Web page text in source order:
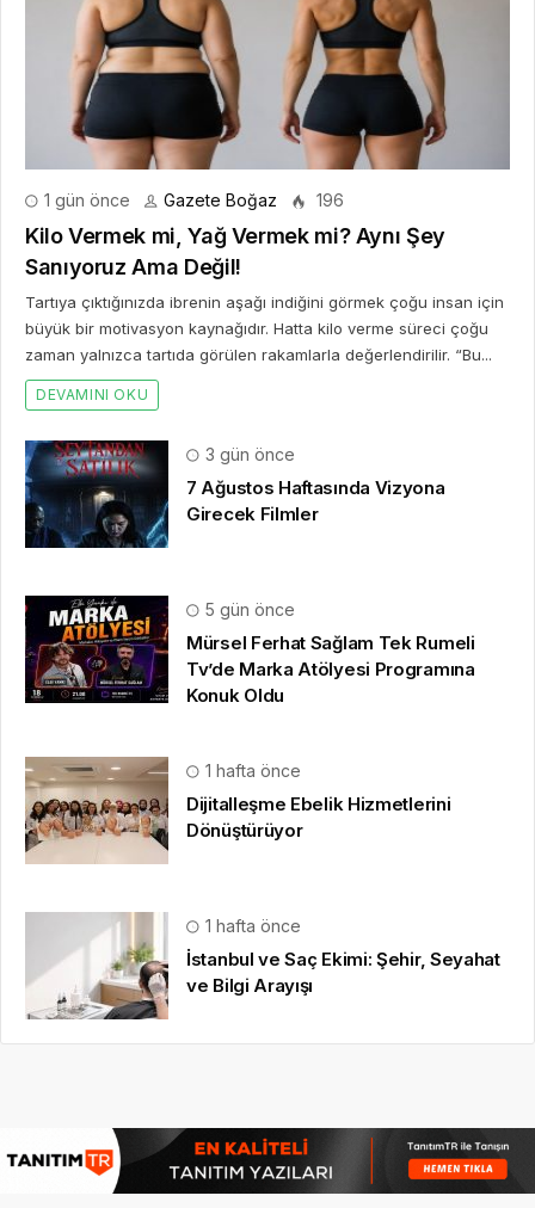
1 gün önce Gazete Boğaz 196
Kilo Vermek mi, Yağ Vermek mi? Aynı Şey
Sanıyoruz Ama Değil!
Tartıya çıktığınızda ibrenin aşağı indiğini görmek çoğu insan için
büyük bir motivasyon kaynağıdır. Hatta kilo verme süreci çoğu
zaman yalnızca tartıda görülen rakamlarla değerlendirilir. “Bu...
DEVAMINI OKU
3 gün önce
7 Ağustos Haftasında Vizyona
Girecek Filmler
5 gün önce
Mürsel Ferhat Sağlam Tek Rumeli
Tv’de Marka Atölyesi Programına
Konuk Oldu
1 hafta önce
Dijitalleşme Ebelik Hizmetlerini
Dönüştürüyor
1 hafta önce
İstanbul ve Saç Ekimi: Şehir, Seyahat
ve Bilgi Arayışı